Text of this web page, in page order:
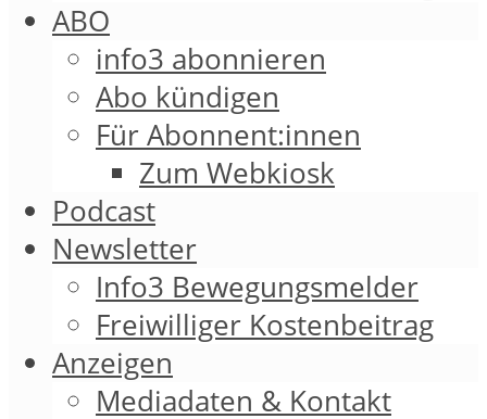
ABO
info3 abonnieren
Abo kündigen
Für Abonnent:innen
Zum Webkiosk
Podcast
Newsletter
Info3 Bewegungsmelder
Freiwilliger Kostenbeitrag
Anzeigen
Mediadaten & Kontakt